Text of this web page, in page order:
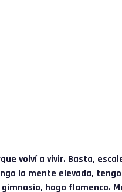
volví a vivir. Basta,
la mente elevada,
hago flamenco.